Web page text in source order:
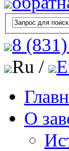
8 (831)
Ru /
О